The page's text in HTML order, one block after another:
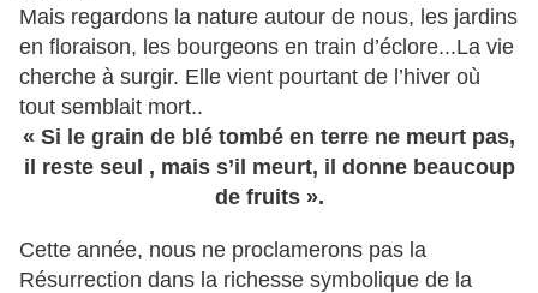
Mais regardons la nature autour de nous, les jardins
en floraison, les bourgeons en train d’éclore...La vie
cherche à surgir. Elle vient pourtant de l’hiver où
tout semblait mort..
« Si le grain de blé tombé en terre ne meurt pas,
il reste seul , mais s’il meurt, il donne beaucoup
de fruits ».
Cette année, nous ne proclamerons pas la
Résurrection dans la richesse symbolique de la